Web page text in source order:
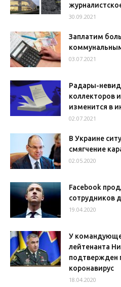
30.09.2021
Заплатим
03.07.2021
Радары-
коллекторов
изменится в
02.07.2021
В Украине
смягчение
02.05.2020
Facebook
сотрудников
19.04.2020
У
лейтенанта
подтвержден
коронавирус
18.04.2020